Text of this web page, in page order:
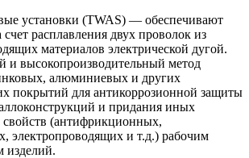
установки (TWAS) — обеспечивают
расплавления двух проволок из
материалов электрической дугой.
и высокопроизводительный метод
алюминиевых и других
покрытий для антикоррозионной защиты
и придания иных
(антифрикционных,
электропроводящих и т.д.) рабочим
изделий.